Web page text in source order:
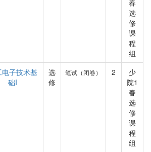
春
选
修
课
程
组
电子技术基
础I
选
修
笔试（闭卷） 2
少
院1
春
选
修
课
程
组